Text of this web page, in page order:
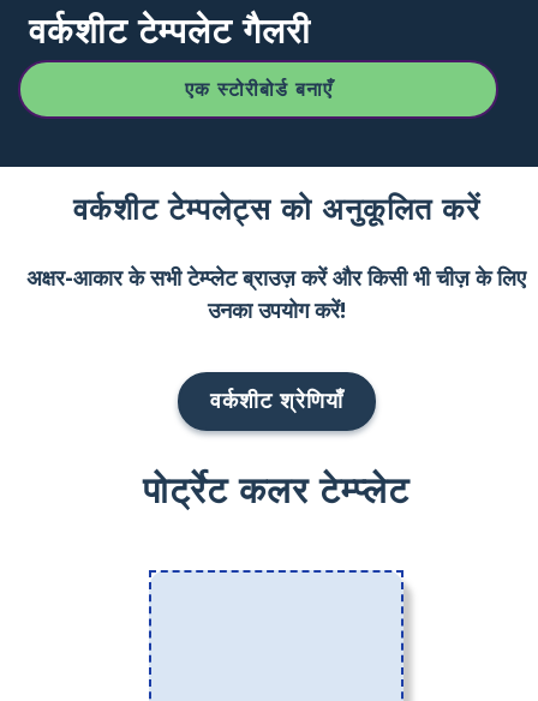
वर्कशीट टेम्पलेट गैलरी
एक स्टोरीबोर्ड बनाएँ
वर्कशीट टेम्पलेट्स को अनुकूलित करें
अक्षर-आकार के सभी टेम्प्लेट ब्राउज़ करें और किसी भी चीज़ के लिए
उनका उपयोग करें!
वर्कशीट श्रेणियाँ
पोर्ट्रेट कलर टेम्प्लेट